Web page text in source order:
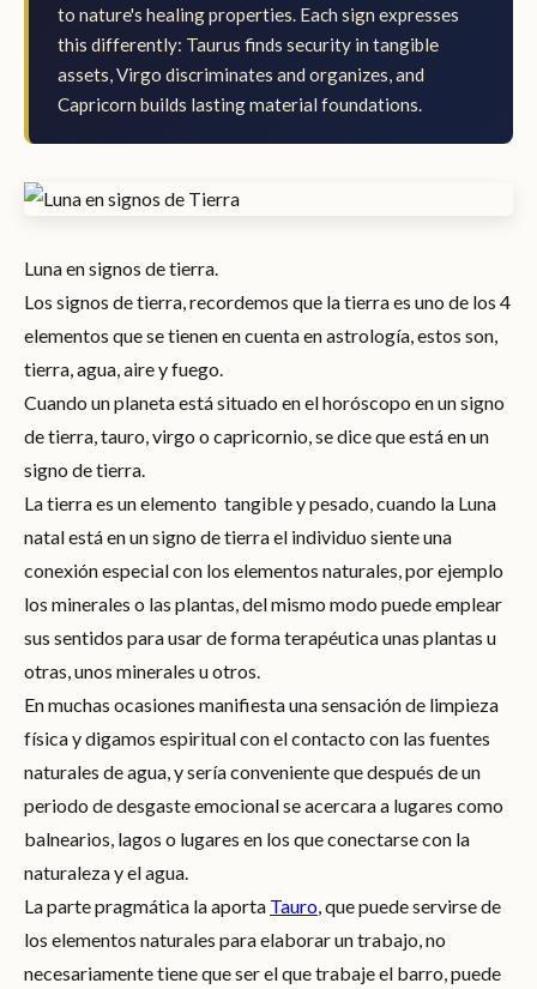
to nature's healing properties. Each sign expresses
this differently: Taurus finds security in tangible
assets, Virgo discriminates and organizes, and
Capricorn builds lasting material foundations.
Luna en signos de tierra.
Los signos de tierra, recordemos que la tierra es uno de los 4
elementos que se tienen en cuenta en astrología, estos son,
tierra, agua, aire y fuego.
Cuando un planeta está situado en el horóscopo en un signo
de tierra, tauro, virgo o capricornio, se dice que está en un
signo de tierra.
La tierra es un elemento tangible y pesado, cuando la Luna
natal está en un signo de tierra el individuo siente una
conexión especial con los elementos naturales, por ejemplo
los minerales o las plantas, del mismo modo puede emplear
sus sentidos para usar de forma terapéutica unas plantas u
otras, unos minerales u otros.
En muchas ocasiones manifiesta una sensación de limpieza
física y digamos espiritual con el contacto con las fuentes
naturales de agua, y sería conveniente que después de un
periodo de desgaste emocional se acercara a lugares como
balnearios, lagos o lugares en los que conectarse con la
naturaleza y el agua.
La parte pragmática la aporta Tauro , que puede servirse de
los elementos naturales para elaborar un trabajo, no
necesariamente tiene que ser el que trabaje el barro, puede